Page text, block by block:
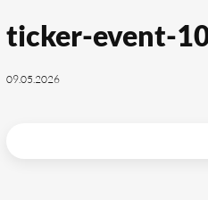
ticker-event-
09.05.2026